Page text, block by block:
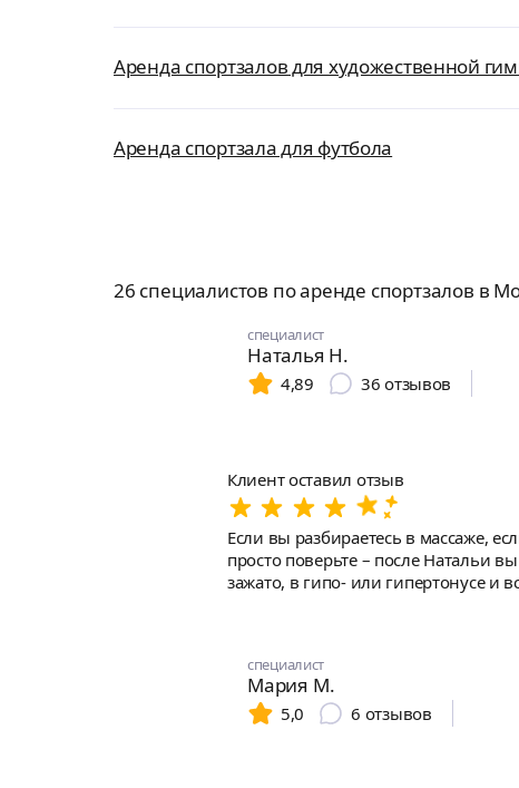
Аренда спортзалов для художественной
Аренда спортзала для футбола
26 специалистов по аренде спортзалов в
специалист
Наталья Н.
4,89
36 отзывов
Клиент оставил отзыв
Если вы разбираетесь в массаже,
просто поверьте – после Натальи
зажато, в гипо- или гипертонусе и
специалист
Мария М.
5,0
6 отзывов